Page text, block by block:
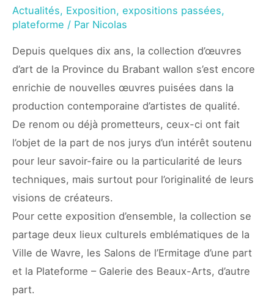
Actualités, Exposition, expositions passées,
plateforme / Par Nicolas
Depuis quelques dix ans, la collection d’œuvres
d’art de la Province du Brabant wallon s’est encore
enrichie de nouvelles œuvres puisées dans la
production contemporaine d’artistes de qualité.
De renom ou déjà prometteurs, ceux-ci ont fait
l’objet de la part de nos jurys d’un intérêt soutenu
pour leur savoir-faire ou la particularité de leurs
techniques, mais surtout pour l’originalité de leurs
visions de créateurs.
Pour cette exposition d’ensemble, la collection se
partage deux lieux culturels emblématiques de la
Ville de Wavre, les Salons de l’Ermitage d’une part
et la Plateforme – Galerie des Beaux-Arts, d’autre
part.